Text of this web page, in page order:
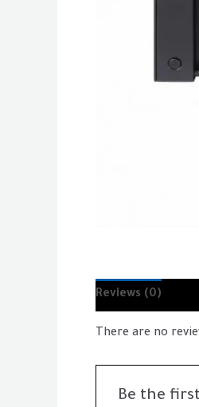
Reviews (0)
There are no
Be the first